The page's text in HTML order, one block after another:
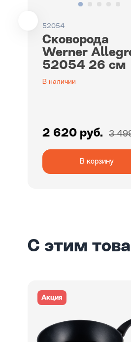
52054
Сковорода
Werner
52054 26 см
В наличии
2 620 руб. 3
В корзину
С этим
Акция